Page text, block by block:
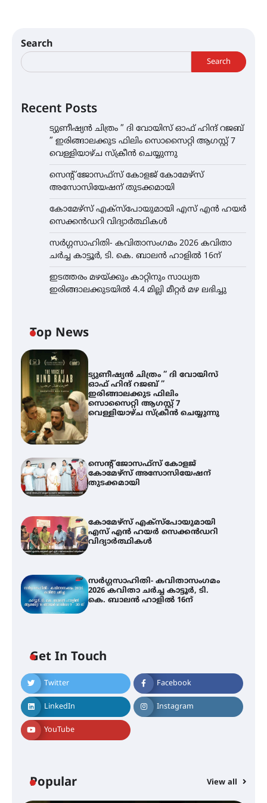
Search
Search
Recent Posts
ട്യുണീഷ്യൻ ചിത്രം ” ദി വോയിസ് ഓഫ് ഹിന്ദ് റജബ്
” ഇരിങ്ങാലക്കുട ഫിലിം സൊസൈറ്റി ആഗസ്റ്റ് 7
വെള്ളിയാഴ്ച സ്‌ക്രീൻ ചെയ്യുന്നു
സെന്റ് ജോസഫ്സ് കോളജ് കോമേഴ്‌സ്
അസോസിയേഷന് തുടക്കമായി
കോമേഴ്സ് എക്സ്പോയുമായി എസ് എൻ ഹയർ
സെക്കൻഡറി വിദ്യാർത്ഥികൾ
സർഗ്ഗസാഹിതി- കവിതാസംഗമം 2026 കവിതാ
ചർച്ച കാട്ടൂർ, ടി. കെ. ബാലൻ ഹാളിൽ 16ന്
ഇടത്തരം മഴയ്ക്കും കാറ്റിനും സാധ്യത
ഇരിങ്ങാലക്കുടയിൽ 4.4 മില്ലി മീറ്റർ മഴ ലഭിച്ചു
Top News
ട്യുണീഷ്യൻ ചിത്രം ” ദി വോയിസ്
ഓഫ് ഹിന്ദ് റജബ് ”
ഇരിങ്ങാലക്കുട ഫിലിം
സൊസൈറ്റി ആഗസ്റ്റ് 7
വെള്ളിയാഴ്ച സ്‌ക്രീൻ ചെയ്യുന്നു
സെന്റ് ജോസഫ്സ് കോളജ്
കോമേഴ്‌സ് അസോസിയേഷന്
തുടക്കമായി
കോമേഴ്സ് എക്സ്പോയുമായി
എസ് എൻ ഹയർ സെക്കൻഡറി
വിദ്യാർത്ഥികൾ
സർഗ്ഗസാഹിതി- കവിതാസംഗമം
2026 കവിതാ ചർച്ച കാട്ടൂർ, ടി.
കെ. ബാലൻ ഹാളിൽ 16ന്
Get In Touch
Twitter Facebook
LinkedIn Instagram
YouTube
Popular View all